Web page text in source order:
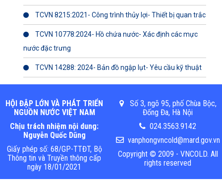
TCVN 8215:2021- Công trình thủy lợi- Thiết bị quan trắc
TCVN 10778:2024- Hồ chứa nước- Xác định các mực
nước đặc trưng
TCVN 14288: 2024- Bản đồ ngập lụt- Yêu cầu kỹ thuật
HỘI ĐẬP LỚN VÀ PHÁT TRIỂN
NGUỒN NƯỚC VIỆT NAM
Chịu trách nhiệm nội dung:
Nguyễn Quốc Dũng
Giấy phép số: 68/GP-TTĐT, Bộ
Thông tin và Truyền thông cấp
ngày 18/01/2021
Số 3, ngõ 95, phố Chùa Bộc,
Đống Đa, Hà Nội
024.3563.9142
vanphongvncold@mard.gov.vn
Copyright © 2009 - VNCOLD. All
rights reserved